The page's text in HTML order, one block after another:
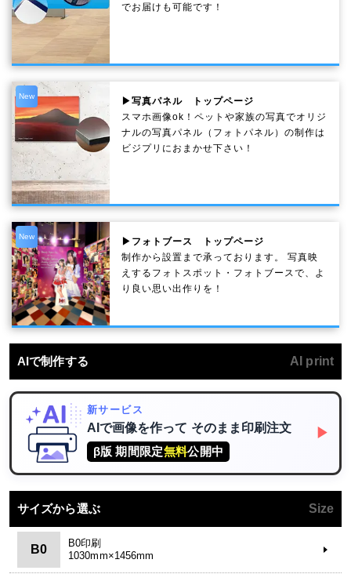
でお届けも可能です！
New
▶写真パネル トップページ
スマホ画像ok！ペットや家族の写真でオリジ
ナルの写真パネル（フォトパネル）の制作は
ビジプリにおまかせ下さい！
New
▶フォトブース トップページ
制作から設置まで承っております。 写真映
えするフォトスポット・フォトブースで、よ
り良い思い出作りを！
AIで制作する AI print
新サービス
AIで画像を作って そのまま印刷注文
β版 期間限定無料公開中
▶
サイズから選ぶ Size
B0
B0印刷
1030mm×1456mm